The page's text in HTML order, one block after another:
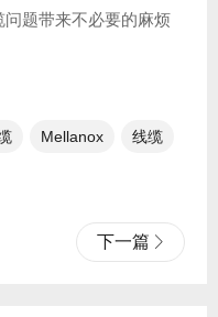
题带来不必要的麻烦
Mellanox 线缆
下一篇